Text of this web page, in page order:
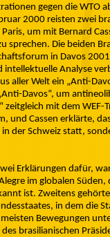
gegen die WTO
2000 reisten zwei
Paris, um mit Bernard
sprechen. Die beiden
in Davos
intellektuelle Analyse
aller Welt ein „Anti-
Davos“, um
zeitgleich mit dem
und Cassen erklärte,
der Schweiz statt,
Erklärungen dafür,
im globalen
ist. Zweitens
in dem die
Bewegungen
brasilianischen